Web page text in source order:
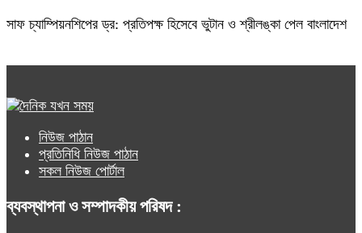
সাফ চ্যাম্পিয়নশিপের ড্র: প্রতিপক্ষ হিসেবে ভুটান ও শ্রীলঙ্কা পেল বাংলাদেশ
নিউজ পাঠান
প্রতিনিধি নিউজ পাঠান
সকল নিউজ পোর্টাল
ব্যবস্থাপনা ও সম্পাদকীয় পরিষদ :